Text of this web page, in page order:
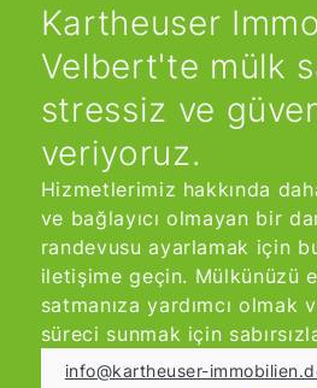
Kartheuser
Velbert'te mülk
stressiz ve
veriyoruz.
Hizmetlerimiz hakkında
ve bağlayıcı olmayan bir
randevusu ayarlamak için
iletişime geçin. Mülkünüzü
satmanıza yardımcı olmak
süreci sunmak için
info@kartheuser-